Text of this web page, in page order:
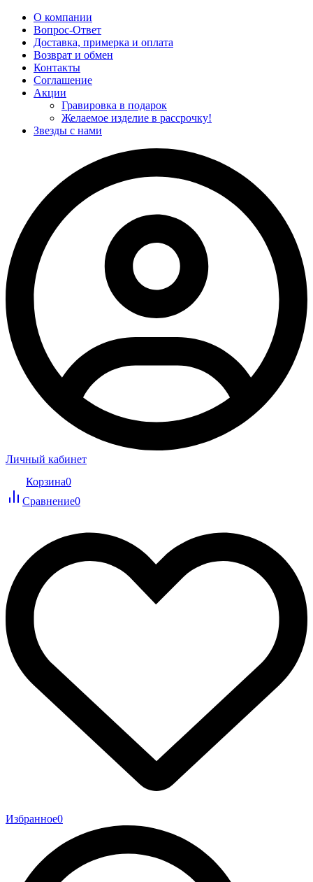
О компании
Вопрос-Ответ
Доставка, примерка и оплата
Возврат и обмен
Контакты
Соглашение
Акции
Гравировка в подарок
Желаемое изделие в рассрочку!
Звезды с нами
Личный кабинет
Корзина0
Сравнение0
Избранное0